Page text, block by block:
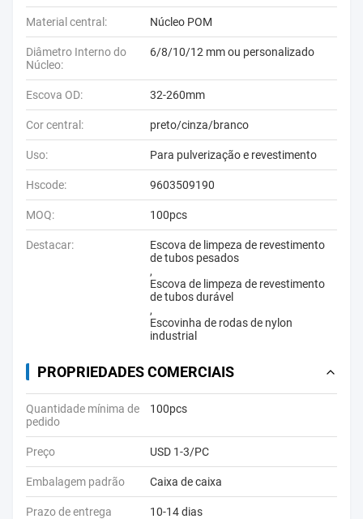
Material central: Núcleo POM
Diâmetro Interno do
Núcleo:
6/8/10/12 mm ou personalizado
Escova OD: 32-260mm
Cor central: preto/cinza/branco
Uso: Para pulverização e revestimento
Hscode: 9603509190
MOQ: 100pcs
Destacar:
Escova de limpeza de revestimento
de tubos pesados
,
Escova de limpeza de revestimento
de tubos durável
,
Escovinha de rodas de nylon
industrial
PROPRIEDADES COMERCIAIS
Quantidade mínima de
pedido
100pcs
Preço USD 1-3/PC
Embalagem padrão Caixa de caixa
Prazo de entrega 10-14 dias